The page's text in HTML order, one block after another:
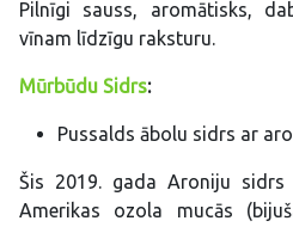
Pilnīgi sauss, aromātisks,
vīnam līdzīgu raksturu.
Mūrbūdu Sidrs:
Pussalds ābolu sidrs ar
Šis 2019. gada Aroniju
Amerikas ozola mucās